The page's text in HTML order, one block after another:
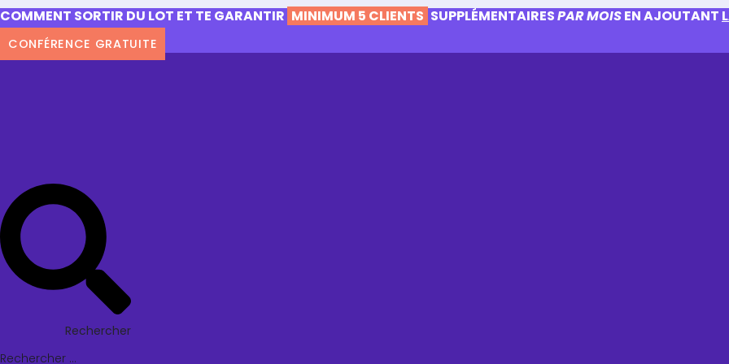
COMMENT SORTIR DU LOT ET TE GARANTIR MINIMUM 5 CLIENTS SUPPLÉMENTAIRESPAR MOISEN AJOUTANT
CONFÉRENCE GRATUITE
Rechercher